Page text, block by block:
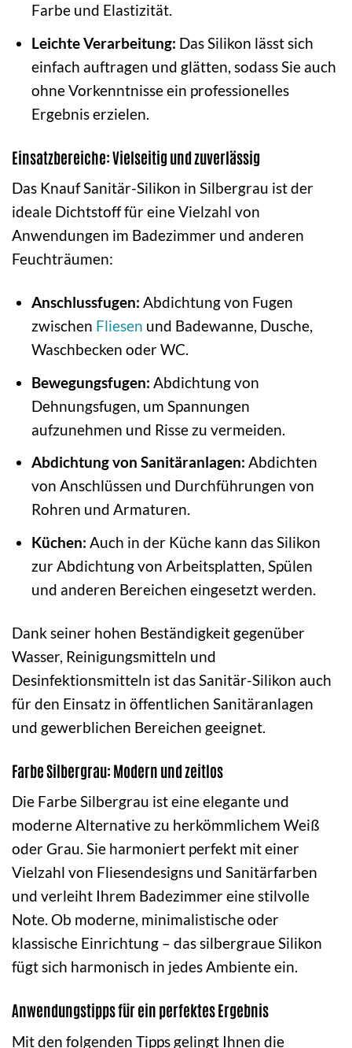
Farbe und Elastizität.
Leichte Verarbeitung: Das Silikon lässt sich
einfach auftragen und glätten, sodass Sie auch
ohne Vorkenntnisse ein professionelles
Ergebnis erzielen.
Einsatzbereiche: Vielseitig und zuverlässig
Das Knauf Sanitär-Silikon in Silbergrau ist der
ideale Dichtstoff für eine Vielzahl von
Anwendungen im Badezimmer und anderen
Feuchträumen:
Anschlussfugen: Abdichtung von Fugen
zwischen Fliesen und Badewanne, Dusche,
Waschbecken oder WC.
Bewegungsfugen: Abdichtung von
Dehnungsfugen, um Spannungen
aufzunehmen und Risse zu vermeiden.
Abdichtung von Sanitäranlagen: Abdichten
von Anschlüssen und Durchführungen von
Rohren und Armaturen.
Küchen: Auch in der Küche kann das Silikon
zur Abdichtung von Arbeitsplatten, Spülen
und anderen Bereichen eingesetzt werden.
Dank seiner hohen Beständigkeit gegenüber
Wasser, Reinigungsmitteln und
Desinfektionsmitteln ist das Sanitär-Silikon auch
für den Einsatz in öffentlichen Sanitäranlagen
und gewerblichen Bereichen geeignet.
Farbe Silbergrau: Modern und zeitlos
Die Farbe Silbergrau ist eine elegante und
moderne Alternative zu herkömmlichem Weiß
oder Grau. Sie harmoniert perfekt mit einer
Vielzahl von Fliesendesigns und Sanitärfarben
und verleiht Ihrem Badezimmer eine stilvolle
Note. Ob moderne, minimalistische oder
klassische Einrichtung – das silbergraue Silikon
fügt sich harmonisch in jedes Ambiente ein.
Anwendungstipps für ein perfektes Ergebnis
Mit den folgenden Tipps gelingt Ihnen die